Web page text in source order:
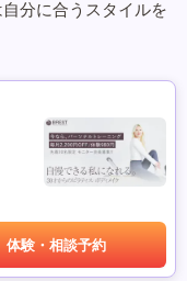
分に合うスタイルを
体験・相談予約